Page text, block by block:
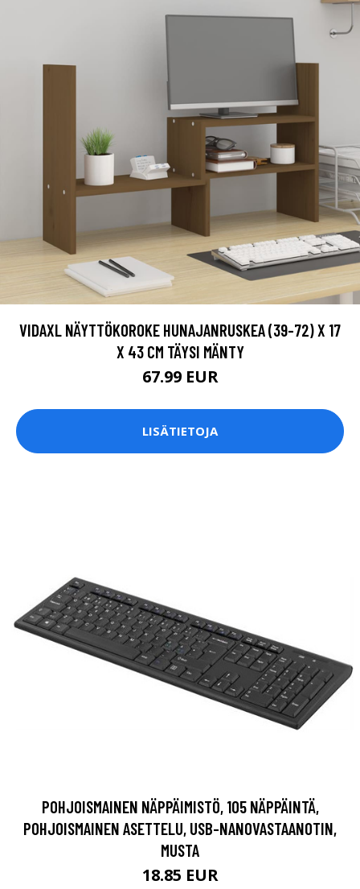
VIDAXL NÄYTTÖKOROKE HUNAJANRUSKEA (39-72) X 17
X 43 CM TÄYSI MÄNTY
67.99 EUR
LISÄTIETOJA
POHJOISMAINEN NÄPPÄIMISTÖ, 105 NÄPPÄINTÄ,
POHJOISMAINEN ASETTELU, USB-NANOVASTAANOTIN,
MUSTA
18.85 EUR